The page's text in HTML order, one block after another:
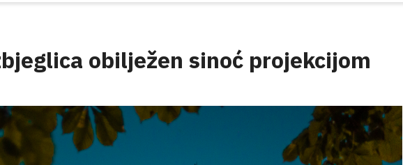
obilježen sinoć projekcijom